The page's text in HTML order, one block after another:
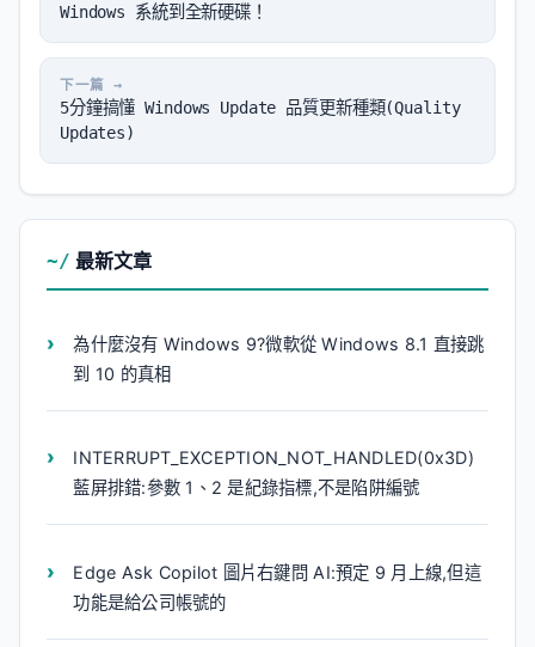
Windows 系統到全新硬碟！
5分鐘搞懂 Windows Update 品質更新種類(Quality
Updates)
最新文章
為什麼沒有 Windows 9?微軟從 Windows 8.1 直接跳
到 10 的真相
INTERRUPT_EXCEPTION_NOT_HANDLED(0x3D)
藍屏排錯:參數 1、2 是紀錄指標,不是陷阱編號
Edge Ask Copilot 圖片右鍵問 AI:預定 9 月上線,但這
功能是給公司帳號的